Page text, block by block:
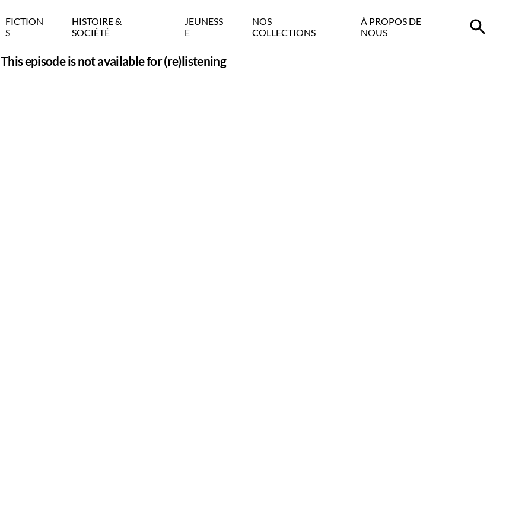
FICTION
S
HISTOIRE &
SOCIÉTÉ
JEUNESS
E
NOS
COLLECTIONS
À PROPOS DE
NOUS
This episode is not available for (re)listening